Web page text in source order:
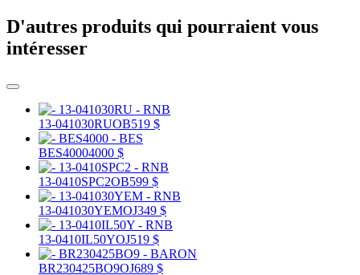
D'autres produits qui pourraient vous
intéresser
13-041030RUOB519 $
BES40004000 $
13-0410SPC2OB599 $
13-041030YEMOJ349 $
13-0410IL50YOJ519 $
BR230425BO9OJ689 $